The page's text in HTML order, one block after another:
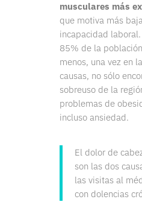
musculares más
que motiva más
incapacidad
85% de la
menos, una vez en
causas, no sólo
sobreuso de la
problemas de
incluso ansiedad.
El dolor de
son las dos
las visitas al
con dolencias